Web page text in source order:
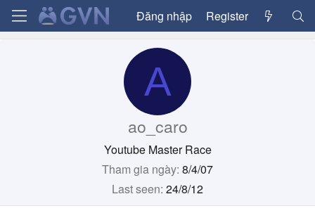
Đăng nhập Register
A
ao_caro
Youtube Master Race
Tham gia ngày 8/4/07
Last seen 24/8/12